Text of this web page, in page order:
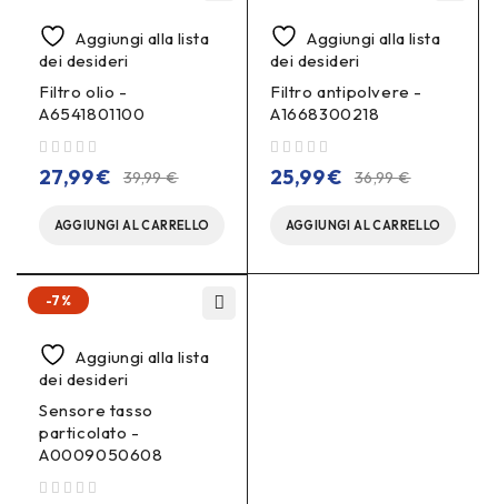
Aggiungi alla lista
dei desideri
Filtro olio -
A6541801100
39,99€
27,99€
AGGIUNGI AL CARRELLO
Aggiungi alla lista
dei desideri
Filtro antipolvere -
A1668300218
36,99€
25,99€
AGGIUNGI AL CARRELLO
-7%
Aggiungi alla lista
dei desideri
Sensore tasso
particolato -
A0009050608